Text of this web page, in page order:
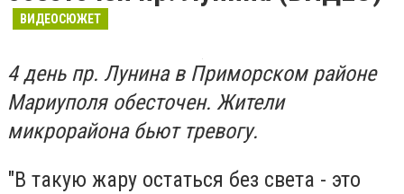
ВИДЕОСЮЖЕТ
4 день пр. Лунина в Приморском районе
Мариуполя обесточен. Жители
микрорайона бьют тревогу.
"В такую жару остаться без света - это